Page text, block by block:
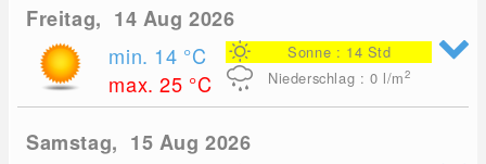
Freitag, 14 Aug 2026
min. 14 °C
max. 25 °C
Sonne : 14 Std
Niederschlag : 0 l/m2
Samstag, 15 Aug 2026